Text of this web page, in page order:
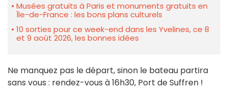
Musées gratuits à Paris et monuments gratuits en
Île-de-France : les bons plans culturels
10 sorties pour ce week-end dans les Yvelines, ce 8
et 9 août 2026, les bonnes idées
Ne manquez pas le départ, sinon le bateau partira
sans vous : rendez-vous à 16h30, Port de Suffren !